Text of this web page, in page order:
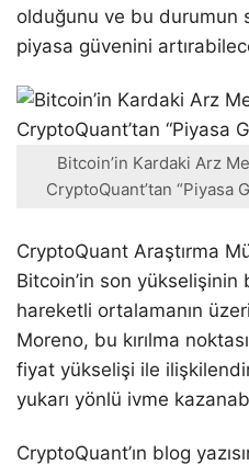
olduğunu ve bu durumun
piyasa güvenini
Bitcoin’in Kardaki Arz
CryptoQuant’tan “Piyasa
CryptoQuant Araştırma
Bitcoin’in son
hareketli ortalamanın
Moreno, bu kırılma
fiyat yükselişi ile
yukarı yönlü ivme
CryptoQuant’ın blog